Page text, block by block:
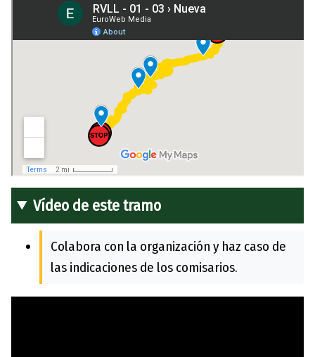
Vídeo de este tramo
Colabora con la organización y haz caso de
las indicaciones de los comisarios.